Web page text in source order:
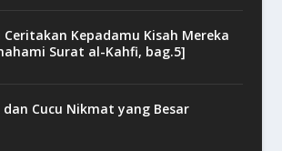
Ceritakan Kepadamu Kisah Mereka
Surat al-Kahfi, bag.5]
dan Cucu Nikmat yang Besar